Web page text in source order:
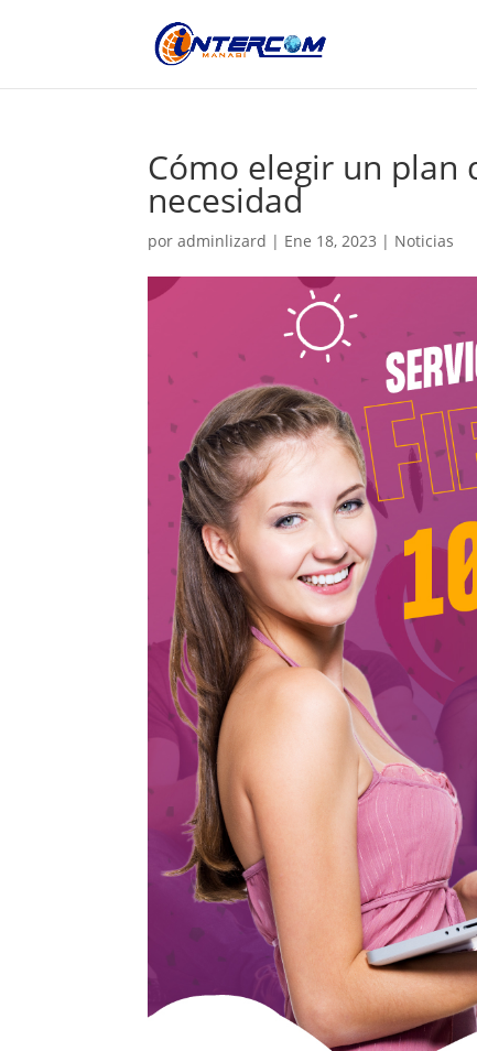
Cómo elegir un plan
necesidad
poradminlizard | Ene 18, 2023 | Noticias